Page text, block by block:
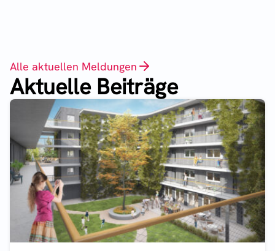
Alle aktuellen Meldungen
Aktuelle Beiträge